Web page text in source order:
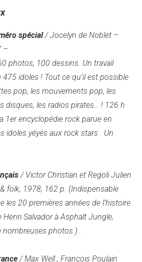
spécial/ Jocelyn de Noblet –
–
photos, 100 dessins. Un travail
idoles ! Tout ce qu’il est possible
pop, les mouvements pop, les
disques, les radios pirates… ! 126 h
1er encyclopédie rock parue en
idoles yéyés aux rock stars . Un
/ Victor Christian et Regoli Julien
folk, 1978, 162 p. (Indispensable
les 20 premières années de l’histoire
Salvador à Asphalt Jungle,
nombreuses photos.) .
/ Max Well ; François Poulain